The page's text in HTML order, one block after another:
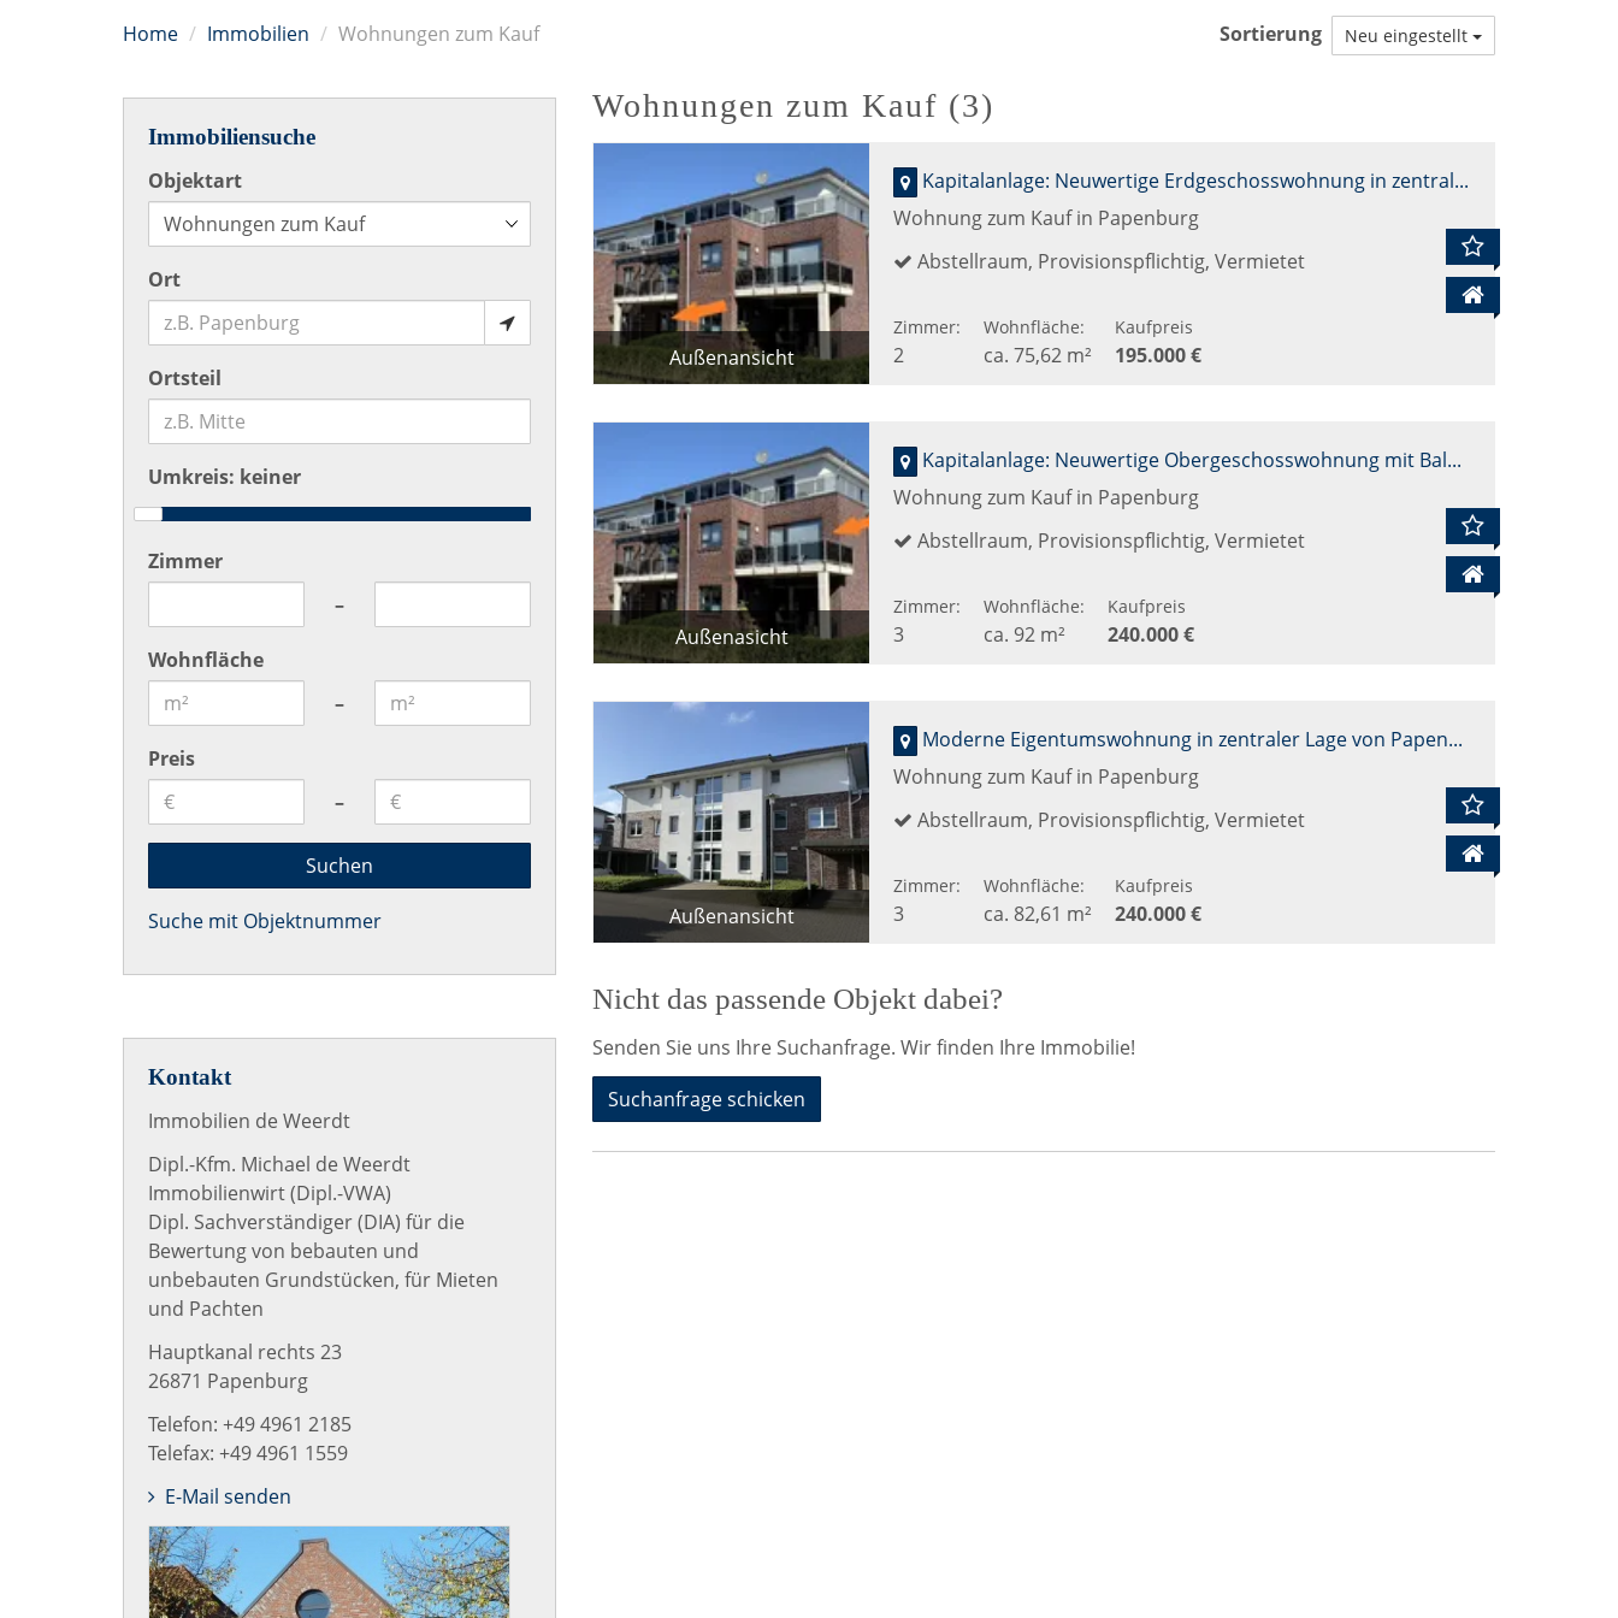
Facebook
de
Twitter
Home Immobilien Wohnungen zum Kauf Sortierung Neu eingestellt
Wohnungen zum Kauf (3)
Außenansicht Grundriss
Kapitalanlage: Neuwertige Erdgeschosswohnung in zentraler Lage von Papenburg-Untenende
Wohnung zum Kauf in Papenburg
Abstellraum, Provisionspflichtig, Vermietet
Zimmer:
2
Wohnfläche:
ca. 75,62 m²
Kaufpreis
195.000 €
Außenasicht Grundriss
Kapitalanlage: Neuwertige Obergeschosswohnung mit Balkon in zentraler Lage von Papenburg-Untenende
Wohnung zum Kauf in Papenburg
Abstellraum, Provisionspflichtig, Vermietet
Zimmer:
3
Wohnfläche:
ca. 92 m²
Kaufpreis
240.000 €
Außenansicht Gartenansicht
Moderne Eigentumswohnung in zentraler Lage von Papenburg-Untenende
Wohnung zum Kauf in Papenburg
Abstellraum, Provisionspflichtig, Vermietet
Zimmer:
3
Wohnfläche:
ca. 82,61 m²
Kaufpreis
240.000 €
Nicht das passende Objekt dabei?
Senden Sie uns Ihre Suchanfrage. Wir finden Ihre Immobilie!
Suchanfrage schicken
Immobiliensuche
Objektart
Ort
Ortsteil
Umkreis: keiner
Zimmer
–
Wohnfläche
–
Preis
–
Suche mit Objektnummer
Kontakt
Immobilien de Weerdt
Dipl.-Kfm. Michael de Weerdt
Immobilienwirt (Dipl.-VWA)
Dipl. Sachverständiger (DIA) für die
Bewertung von bebauten und
unbebauten Grundstücken, für Mieten
und Pachten
Hauptkanal rechts 23
26871 Papenburg
Telefon: +49 4961 2185
Telefax: +49 4961 1559
E-Mail senden